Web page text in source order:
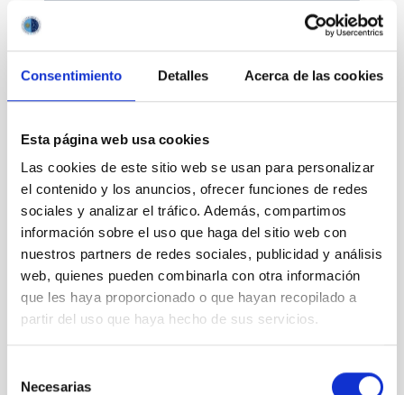
Consentimiento Detalles Acerca de las cookies
Esta página web usa cookies
Las cookies de este sitio web se usan para personalizar
el contenido y los anuncios, ofrecer funciones de redes
sociales y analizar el tráfico. Además, compartimos
información sobre el uso que haga del sitio web con
nuestros partners de redes sociales, publicidad y análisis
web, quienes pueden combinarla con otra información
que les haya proporcionado o que hayan recopilado a
partir del uso que haya hecho de sus servicios.
Necesarias
Divulgación
Movilidad